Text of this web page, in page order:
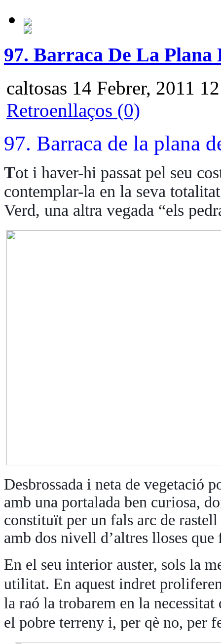
97. Barraca De La
caltosas 14 Febrer, 2011
Retroenllaços (0)
97. Barraca de la plana
Tot i haver-hi passat pel seu
contemplar-la en la seva
Verd, una altra vegada “els
Desbrossada i neta de vegetació
amb una portalada ben curiosa,
constituït per un fals arc de
amb dos nivell d’altres lloses
En el seu interior auster, sols la
utilitat. En aquest indret
la raó la trobarem en la necessitat
el pobre terreny i, per qè no, per